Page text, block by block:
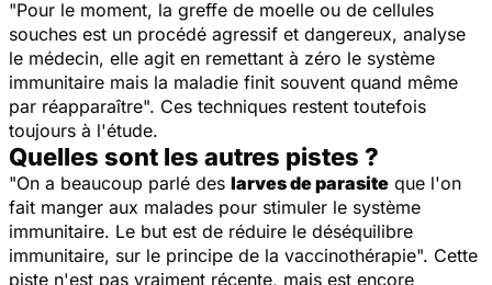
"Pour le moment, la greffe de moelle ou de cellules
souches est un procédé agressif et dangereux, analyse
le médecin, elle agit en remettant à zéro le système
immunitaire mais la maladie finit souvent quand même
par réapparaître". Ces techniques restent toutefois
toujours à l'étude.
Quelles sont les autres pistes ?
"On a beaucoup parlé des larves de parasite que l'on
fait manger aux malades pour stimuler le système
immunitaire. Le but est de réduire le déséquilibre
immunitaire, sur le principe de la vaccinothérapie". Cette
piste n'est pas vraiment récente, mais est encore